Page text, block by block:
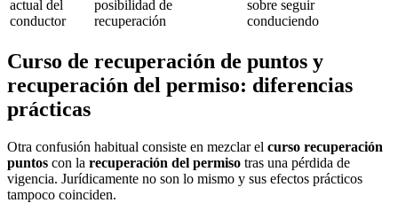
actual del
conductor
posibilidad de
recuperación
sobre seguir
conduciendo
Curso de recuperación de puntos y
recuperación del permiso: diferencias
prácticas
Otra confusión habitual consiste en mezclar el curso recuperación
puntos con la recuperación del permiso tras una pérdida de
vigencia. Jurídicamente no son lo mismo y sus efectos prácticos
tampoco coinciden.